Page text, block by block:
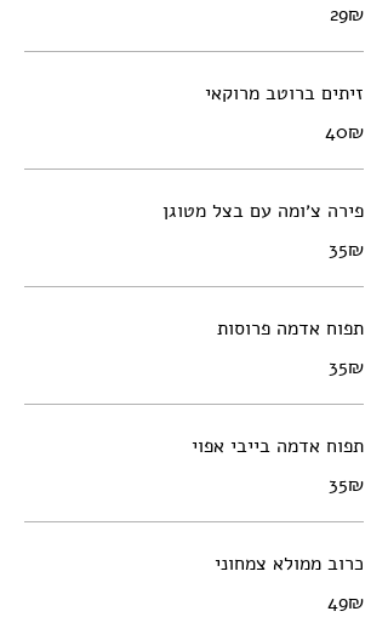
‏29 ‏₪
זיתים ברוטב מרוקאי
‏40 ‏₪
פירה צ׳ומה עם בצל מטוגן
‏35 ‏₪
תפוח אדמה פרוסות
‏35 ‏₪
תפוח אדמה בייבי אפוי
‏35 ‏₪
כרוב ממולא צמחוני
‏49 ‏₪